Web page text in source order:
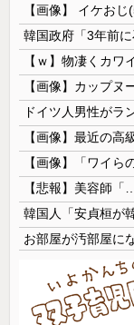
【ｗ】物凄くカワ
【画像】カップヌ
【画像】最近の
【画像】「ワイら
【悲報】美容師
お部屋が汚部屋に